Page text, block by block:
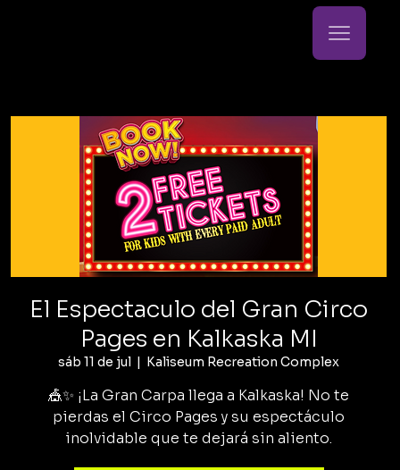
El Espectaculo del Gran Circo
Pages en Kalkaska MI
sáb 11 de jul
  |
Kaliseum Recreation Complex
🎪✨ ¡La Gran Carpa llega a Kalkaska! No te
pierdas el Circo Pages y su espectáculo
inolvidable que te dejará sin aliento.